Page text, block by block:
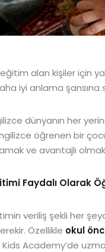
alan kişiler için
iyi anlama
dünyanın her
öğrenen bir
ve avantajlı
Faydalı Olarak
veriliş şekli her
Özellikle okul
Academy’de